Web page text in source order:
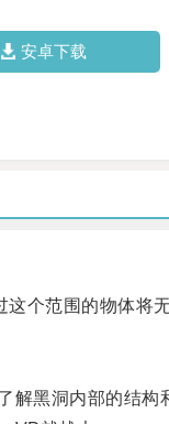
安卓下载
个范围的物体将无
黑洞内部的结构